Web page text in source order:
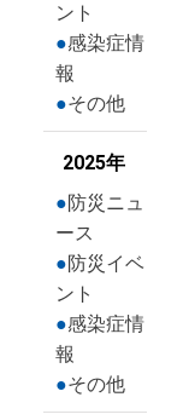
ント
感染症情
報
その他
2025年
防災ニュ
ース
防災イベ
ント
感染症情
報
その他